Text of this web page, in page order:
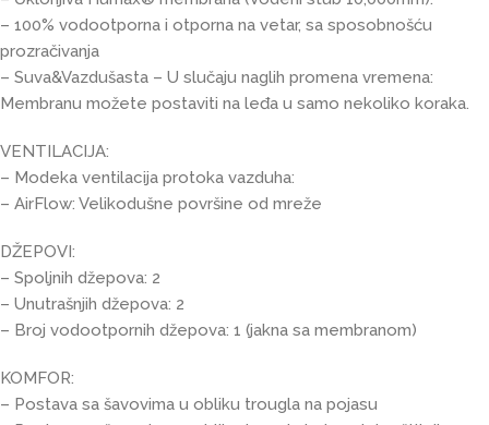
– 100% vodootporna i otporna na vetar, sa sposobnošću
prozračivanja
– Suva&Vazdušasta – U slučaju naglih promena vremena:
Membranu možete postaviti na leđa u samo nekoliko koraka.
VENTILACIJA:
– Modeka ventilacija protoka vazduha:
– AirFlow: Velikodušne površine od mreže
DŽEPOVI:
– Spoljnih džepova: 2
– Unutrašnjih džepova: 2
– Broj vodootpornih džepova: 1 (jakna sa membranom)
KOMFOR:
– Postava sa šavovima u obliku trougla na pojasu